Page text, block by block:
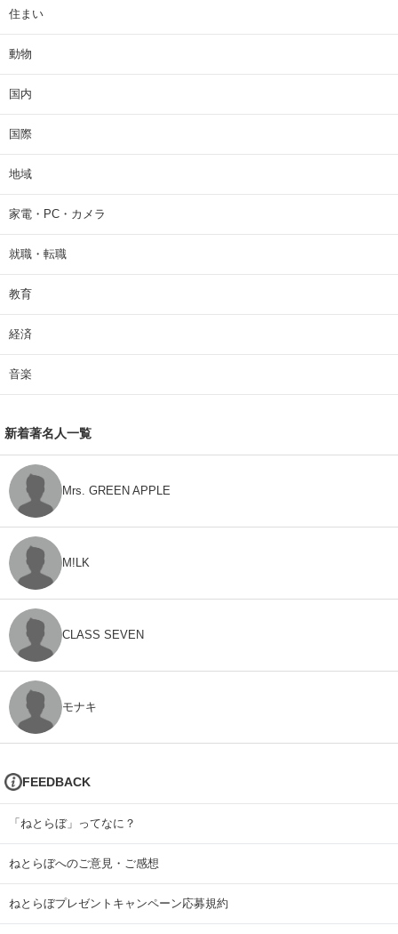
住まい
動物
国内
国際
地域
家電・PC・カメラ
就職・転職
教育
経済
音楽
新着著名人一覧
Mrs. GREEN APPLE
M!LK
CLASS SEVEN
モナキ
FEEDBACK
「ねとらぼ」ってなに？
ねとらぼへのご意見・ご感想
ねとらぼプレゼントキャンペーン応募規約